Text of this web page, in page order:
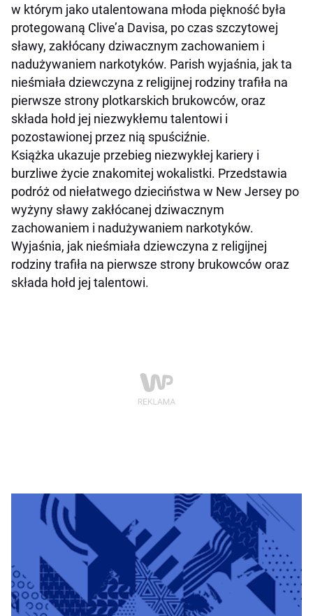
w którym jako utalentowana młoda piękność była
protegowaną Clive’a Davisa, po czas szczytowej
sławy, zakłócany dziwacznym zachowaniem i
nadużywaniem narkotyków. Parish wyjaśnia, jak ta
nieśmiała dziewczyna z religijnej rodziny trafiła na
pierwsze strony plotkarskich brukowców, oraz
składa hołd jej niezwykłemu talentowi i
pozostawionej przez nią spuściźnie.
Książka ukazuje przebieg niezwykłej kariery i
burzliwe życie znakomitej wokalistki. Przedstawia
podróż od niełatwego dzieciństwa w New Jersey po
wyżyny sławy zakłócanej dziwacznym
zachowaniem i nadużywaniem narkotyków.
Wyjaśnia, jak nieśmiała dziewczyna z religijnej
rodziny trafiła na pierwsze strony brukowców oraz
składa hołd jej talentowi.